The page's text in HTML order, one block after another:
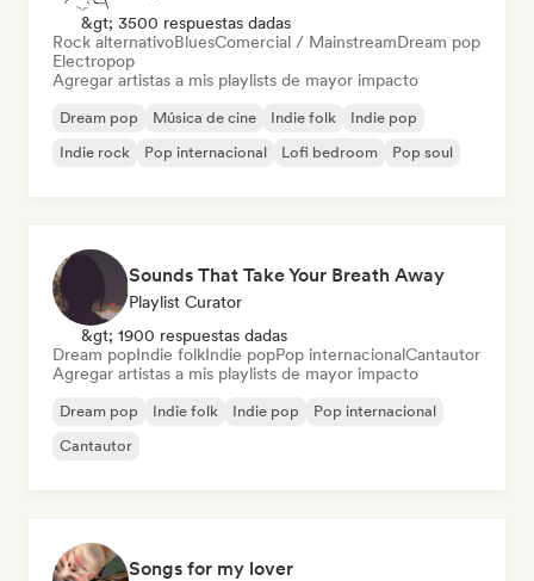
&gt; 3500 respuestas dadas
Rock alternativoBluesComercial / MainstreamDream pop
Electropop
Agregar artistas a mis playlists de mayor impacto
Dream pop Música de cine Indie folk
Indie pop
Indie rock
Pop internacional Lofi bedroom Pop soul
Sounds That Take Your Breath Away
Playlist Curator
&gt; 1900 respuestas dadas
Dream popIndie folkIndie popPop internacionalCantautor
Agregar artistas a mis playlists de mayor impacto
Dream pop Indie folk Indie pop
Pop internacional
Cantautor
Songs for my lover